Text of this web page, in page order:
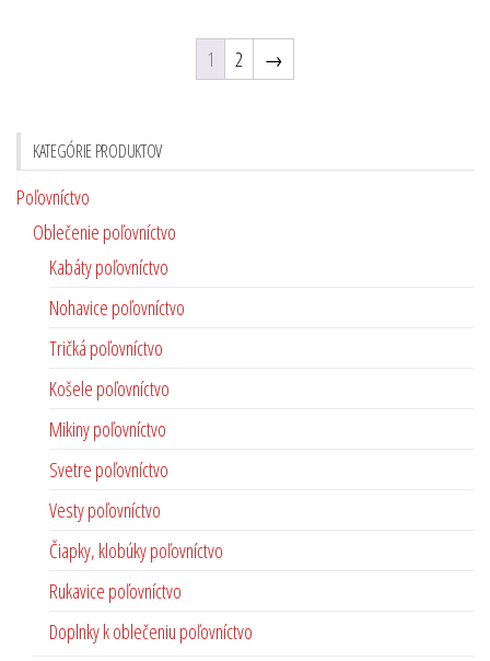
1 2 →
KATEGÓRIE PRODUKTOV
Poľovníctvo
Oblečenie poľovníctvo
Kabáty poľovníctvo
Nohavice poľovníctvo
Tričká poľovníctvo
Košele poľovníctvo
Mikiny poľovníctvo
Svetre poľovníctvo
Vesty poľovníctvo
Čiapky, klobúky poľovníctvo
Rukavice poľovníctvo
Doplnky k oblečeniu poľovníctvo